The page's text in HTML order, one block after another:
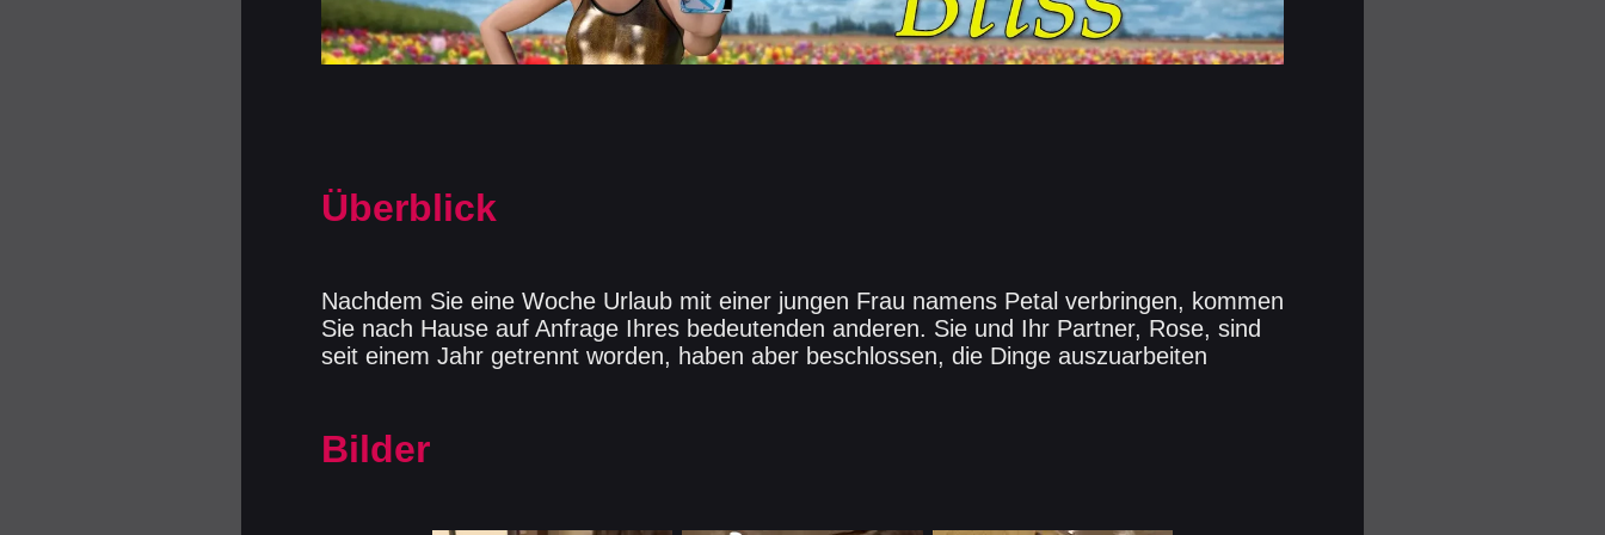
Überblick
Nachdem Sie eine Woche Urlaub mit einer jungen Frau namens Petal verbringen, kommen
Sie nach Hause auf Anfrage Ihres bedeutenden anderen. Sie und Ihr Partner, Rose, sind
seit einem Jahr getrennt worden, haben aber beschlossen, die Dinge auszuarbeiten
Bilder